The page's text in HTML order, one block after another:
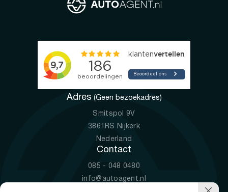
Adres (Geen bezoekadres)
Smitspol 9V
3861RS Nijkerk
Nederland
Contact
085 - 048 0480
info@autoagent.nl